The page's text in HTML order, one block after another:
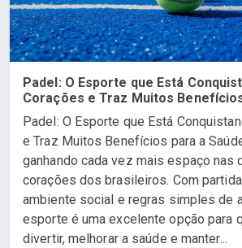
Padel: O Esporte que Está
Corações e Traz Muitos
Padel: O Esporte que Está
e Traz Muitos Benefícios para a
ganhando cada vez mais espaço nas
corações dos brasileiros. Com
ambiente social e regras simples de
esporte é uma excelente opção para
divertir, melhorar a saúde e manter...